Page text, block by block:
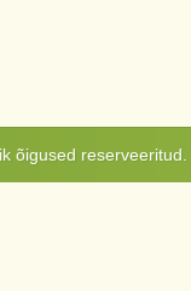
õigused